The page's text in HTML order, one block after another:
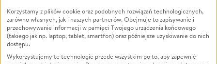
Zwierzęta
Pożar
Ukraina
Pomoc Finansowa
Powódź
Wichura
NGO
Edukacja
Korzystamy z plików cookie oraz podobnych rozwiązań technologicznych,
zarówno własnych, jak i naszych partnerów. Obejmuje to zapisywanie i
przechowywanie informacji w pamięci Twojego urządzenia końcowego
(takiego jak np. laptop, tablet, smartfon) oraz późniejsze uzyskiwanie do nich
dostępu.
Wykorzystujemy te technologie przede wszystkim po to, aby zapewnić